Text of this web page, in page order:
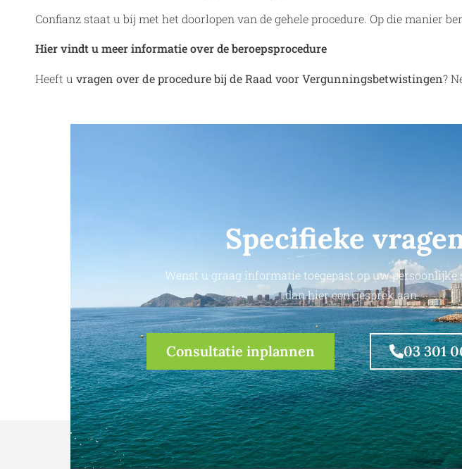
Confianz staat u bij met het doorlopen van de gehele procedure. Op die manier
Hier vindt u meer informatie over de beroepsprocedure
Heeft u vragen over de procedure bij de Raad voor Vergunningsbetwistingen?
Specifieke
Wenst u graag informatie toegepast op uw persoonlijke
dan hier een gesprek aan.
Consultatie inplannen 03 301